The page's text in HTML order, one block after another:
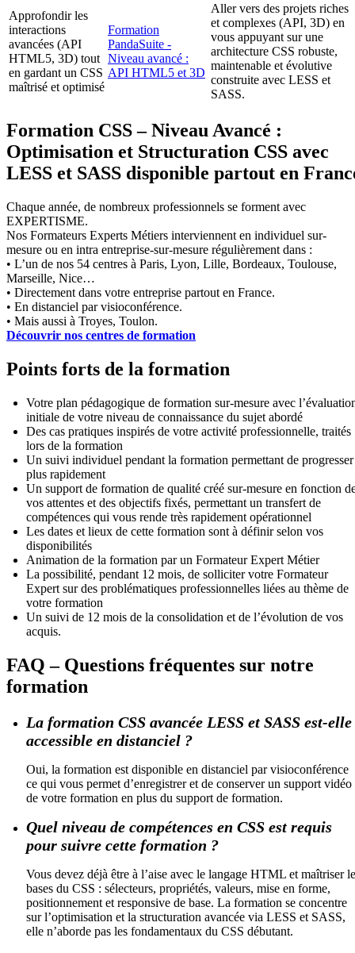
Approfondir les
interactions
avancées (API
HTML5, 3D) tout
en gardant un CSS
maîtrisé et optimisé
Formation
PandaSuite -
Niveau avancé :
API HTML5 et 3D
Aller vers des projets riches
et complexes (API, 3D) en
vous appuyant sur une
architecture CSS robuste,
maintenable et évolutive
construite avec LESS et
SASS.
Formation CSS – Niveau Avancé :
Optimisation et Structuration CSS avec
LESS et SASS disponible partout en
Chaque année, de nombreux professionnels se forment avec
EXPERTISME.
Nos Formateurs Experts Métiers interviennent en individuel sur-
mesure ou en intra entreprise-sur-mesure régulièrement dans :
• L’un de nos 54 centres à Paris, Lyon, Lille, Bordeaux, Toulouse,
Marseille, Nice…
• Directement dans votre entreprise partout en France.
• En distanciel par visioconférence.
• Mais aussi à Troyes, Toulon.
Découvrir nos centres de formation
Points forts de la formation
Votre plan pédagogique de formation sur-mesure avec
initiale de votre niveau de connaissance du sujet abordé
Des cas pratiques inspirés de votre activité professionnelle, traités
lors de la formation
Un suivi individuel pendant la formation permettant de progresser
plus rapidement
Un support de formation de qualité créé sur-mesure en fonction
vos attentes et des objectifs fixés, permettant un transfert de
compétences qui vous rende très rapidement opérationnel
Les dates et lieux de cette formation sont à définir selon vos
disponibilités
Animation de la formation par un Formateur Expert Métier
La possibilité, pendant 12 mois, de solliciter votre Formateur
Expert sur des problématiques professionnelles liées au thème de
votre formation
Un suivi de 12 mois de la consolidation et de l’évolution de vos
acquis.
FAQ – Questions fréquentes sur notre
formation
La formation CSS avancée LESS et SASS est-elle
accessible en distanciel ?
Oui, la formation est disponible en distanciel par visioconférence
ce qui vous permet d’enregistrer et de conserver un support vidéo
de votre formation en plus du support de formation.
Quel niveau de compétences en CSS est requis
pour suivre cette formation ?
Vous devez déjà être à l’aise avec le langage HTML et maîtriser
bases du CSS : sélecteurs, propriétés, valeurs, mise en forme,
positionnement et responsive de base. La formation se concentre
sur l’optimisation et la structuration avancée via LESS et SASS,
elle n’aborde pas les fondamentaux du CSS débutant.